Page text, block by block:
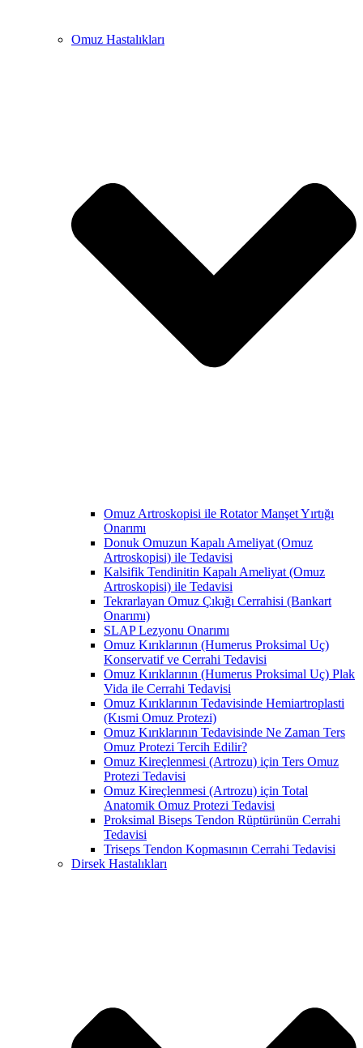
Omuz Hastalıkları
Omuz Artroskopisi ile Rotator Manşet Yırtığı
Onarımı
Donuk Omuzun Kapalı Ameliyat (Omuz
Artroskopisi) ile Tedavisi
Kalsifik Tendinitin Kapalı Ameliyat (Omuz
Artroskopisi) ile Tedavisi
Tekrarlayan Omuz Çıkığı Cerrahisi (Bankart
Onarımı)
SLAP Lezyonu Onarımı
Omuz Kırıklarının (Humerus Proksimal Uç)
Konservatif ve Cerrahi Tedavisi
Omuz Kırıklarının (Humerus Proksimal Uç) Plak
Vida ile Cerrahi Tedavisi
Omuz Kırıklarının Tedavisinde Hemiartroplasti
(Kısmi Omuz Protezi)
Omuz Kırıklarının Tedavisinde Ne Zaman Ters
Omuz Protezi Tercih Edilir?
Omuz Kireçlenmesi (Artrozu) için Ters Omuz
Protezi Tedavisi
Omuz Kireçlenmesi (Artrozu) için Total
Anatomik Omuz Protezi Tedavisi
Proksimal Biseps Tendon Rüptürünün Cerrahi
Tedavisi
Triseps Tendon Kopmasının Cerrahi Tedavisi
Dirsek Hastalıkları